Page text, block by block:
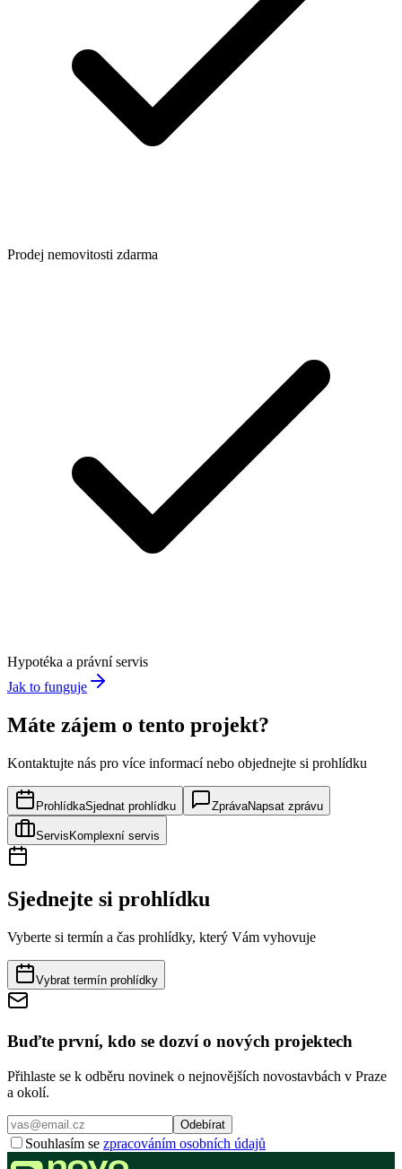
Prodej nemovitosti zdarma
Hypotéka a právní servis
Jak to funguje
Máte zájem o tento projekt?
Kontaktujte nás pro více informací nebo objednejte si prohlídku
ProhlídkaSjednat prohlídku ZprávaNapsat zprávu
ServisKomplexní servis
Sjednejte si prohlídku
Vyberte si termín a čas prohlídky, který Vám vyhovuje
Vybrat termín prohlídky
Buďte první, kdo se dozví o nových projektech
Přihlaste se k odběru novinek o nejnovějších novostavbách v Praze
a okolí.
Odebírat
Souhlasím se zpracováním osobních údajů